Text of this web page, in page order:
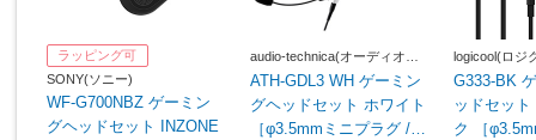
ラッピング可
SONY(ソニー)
WF-G700NBZ ゲーミン
グヘッドセット INZONE
audio-technica(オーディオテ
クニカ)
ATH-GDL3 WH ゲーミン
グヘッドセット ホワイト
［φ3.5mmミニプラグ /両
logicool(ロジ
G333-BK
ッドセッ
ク ［